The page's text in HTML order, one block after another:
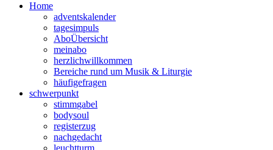
Home
adventskalender
tagesimpuls
AboÜbersicht
meinabo
herzlichwillkommen
Bereiche rund um Musik & Liturgie
häufigefragen
schwerpunkt
stimmgabel
bodysoul
registerzug
nachgedacht
leuchtturm